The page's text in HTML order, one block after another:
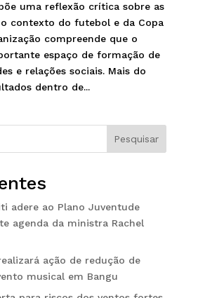
uma reflexão crítica sobre as
contexto do futebol e da Copa
compreende que o
espaço de formação de
e relações sociais. Mais do
dentro de...
Pesquisar
adere ao Plano Juventude
agenda da ministra Rachel
ação de redução de
musical em Bangu